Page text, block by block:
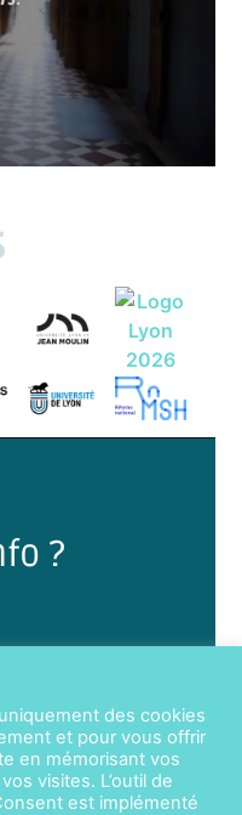
?
des cookies
et pour vous offrir
en mémorisant vos
visites. L’outil de
est implémenté